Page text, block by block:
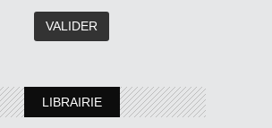
LIBRAIRIE